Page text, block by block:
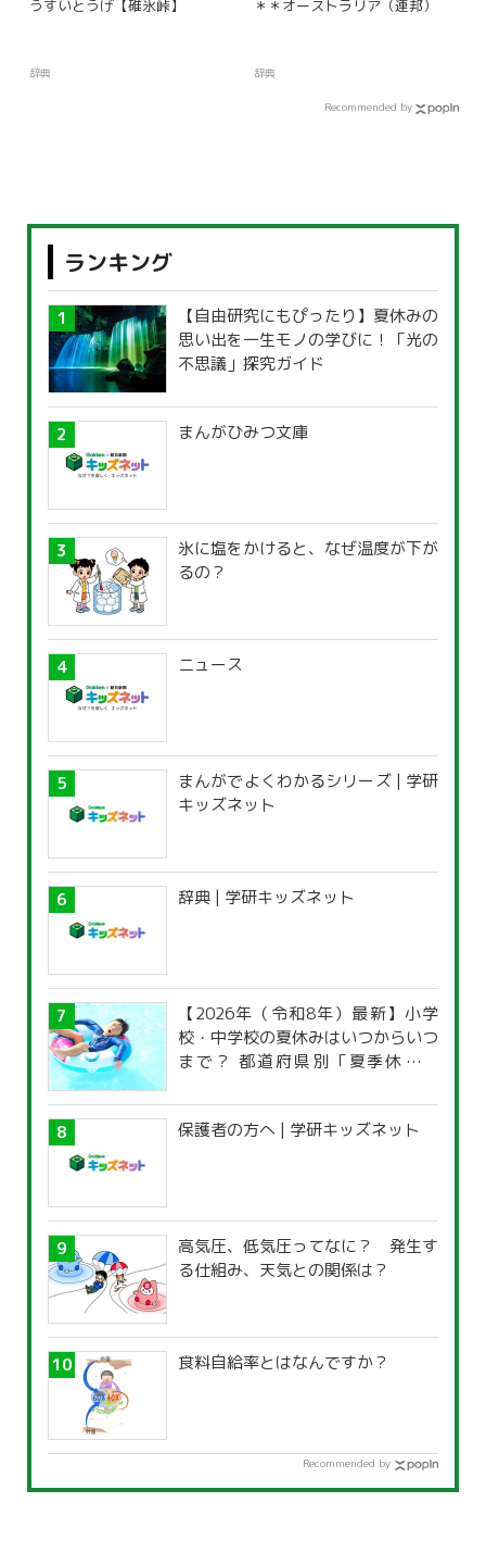
うすいとうげ【碓氷峠】
辞典
＊＊オーストラリア（連邦）
辞典
Recommended by
ランキング
【自由研究にもぴったり】夏休みの
思い出を一生モノの学びに！「光の
不思議」探究ガイド
まんがひみつ文庫
氷に塩をかけると、なぜ温度が下が
るの？
ニュース
まんがでよくわかるシリーズ | 学研
キッズネット
辞典 | 学研キッズネット
【2026年（令和8年）最新】小学
校・中学校の夏休みはいつからいつ
まで？ 都道府県別「夏季休暇一
保護者の方へ | 学研キッズネット
高気圧、低気圧ってなに？ 発生す
る仕組み、天気との関係は？
食料自給率とはなんですか？
Recommended by